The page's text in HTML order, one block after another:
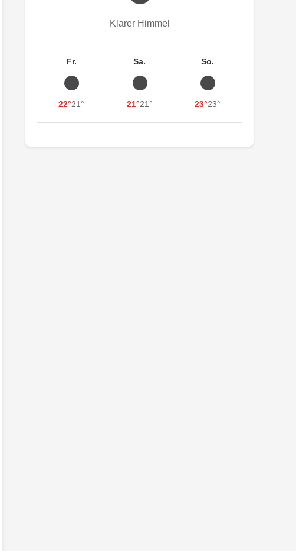
Klarer Himmel
Fr.
22°21°
Sa.
21°21°
So.
23°23°